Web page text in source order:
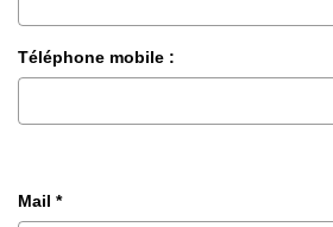
Téléphone mobile :
Mail *